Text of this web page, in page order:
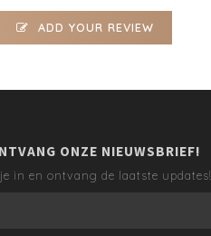
ADD YOUR REVIEW
ONZE NIEUWSBRIEF!
in en ontvang de laatste updates!